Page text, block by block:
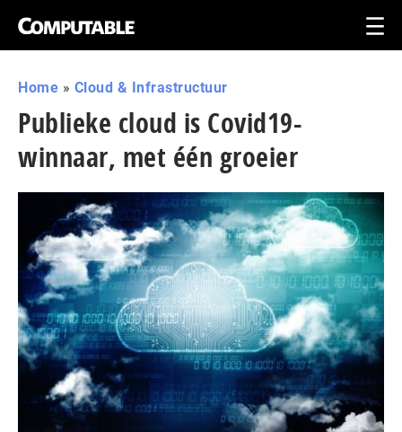
Home » Cloud & Infrastructuur
Publieke cloud is Covid19-
winnaar, met één groeier